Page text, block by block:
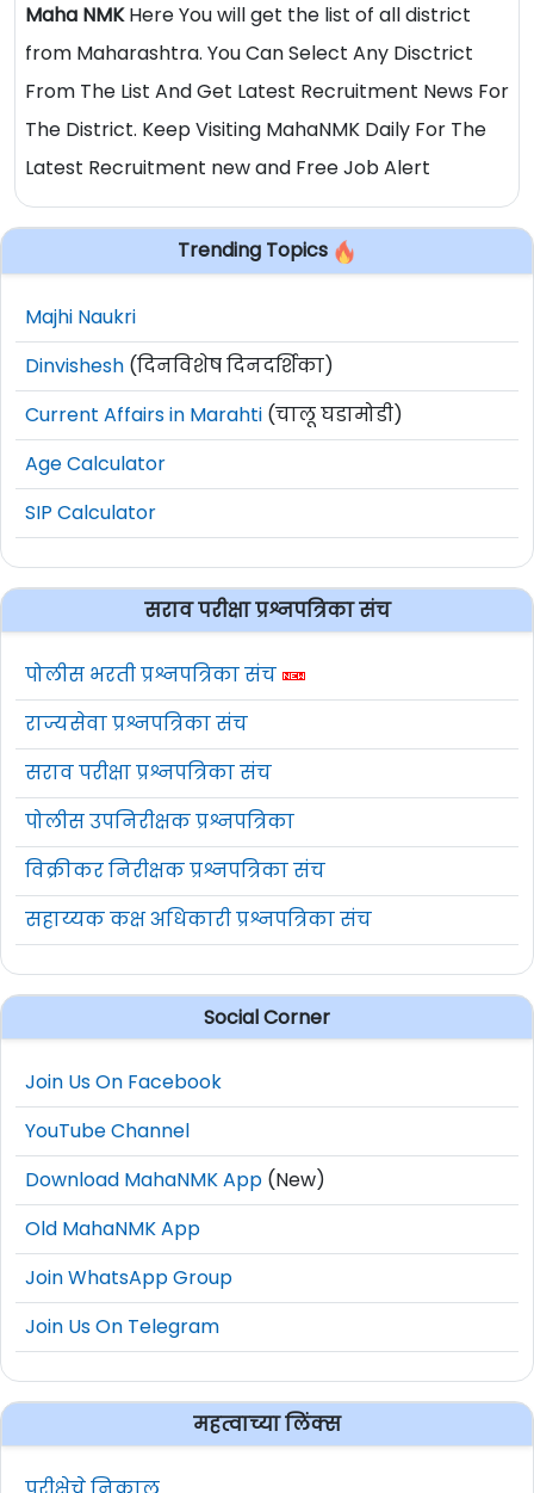
Maha NMKHere You will get the list of all district
from Maharashtra. You Can Select Any Disctrict
From The List And Get Latest Recruitment News For
The District. Keep Visiting MahaNMK Daily For The
Latest Recruitment new and Free Job Alert
Trending Topics
Majhi Naukri
Dinvishesh (दिनविशेष दिनदर्शिका)
Current Affairs in Marahti (चालू घडामोडी)
Age Calculator
SIP Calculator
सराव परीक्षा प्रश्नपत्रिका संच
पोलीस भरती प्रश्नपत्रिका संच
राज्यसेवा प्रश्नपत्रिका संच
सराव परीक्षा प्रश्नपत्रिका संच
पोलीस उपनिरीक्षक प्रश्नपत्रिका
विक्रीकर निरीक्षक प्रश्नपत्रिका संच
सहाय्यक कक्ष अधिकारी प्रश्नपत्रिका संच
Social Corner
Join Us On Facebook
YouTube Channel
Download MahaNMK App (New)
Old MahaNMK App
Join WhatsApp Group
Join Us On Telegram
महत्वाच्या लिंक्स